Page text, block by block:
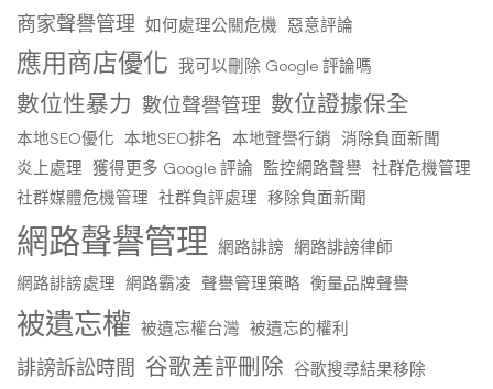
商家聲譽管理 如何處理公關危機 惡意評論
應用商店優化 我可以刪除 Google 評論嗎
數位性暴力 數位聲譽管理 數位證據保全
本地SEO優化 本地SEO排名 本地聲譽行銷 消除負面新聞
炎上處理 獲得更多 Google 評論 監控網路聲譽 社群危機管理
社群媒體危機管理 社群負評處理 移除負面新聞
網路聲譽管理 網路誹謗 網路誹謗律師
網路誹謗處理 網路霸凌 聲譽管理策略 衡量品牌聲譽
被遺忘權 被遺忘權台灣 被遺忘的權利
誹謗訴訟時間 谷歌差評刪除 谷歌搜尋結果移除